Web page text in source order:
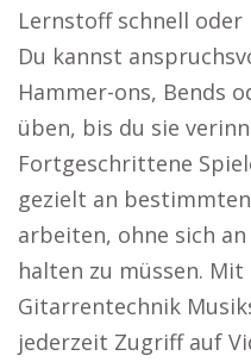
Lernstoff schnell
Du kannst
Hammer-ons, Bends
üben, bis du sie
Fortgeschrittene
gezielt an
arbeiten, ohne sich
halten zu müssen.
Gitarrentechnik
jederzeit Zugriff auf